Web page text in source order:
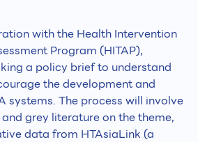
with the Health Intervention
Program (HITAP),
a policy brief to understand
the development and
systems. The process will involve
grey literature on the theme,
data from HTAsiaLink (a